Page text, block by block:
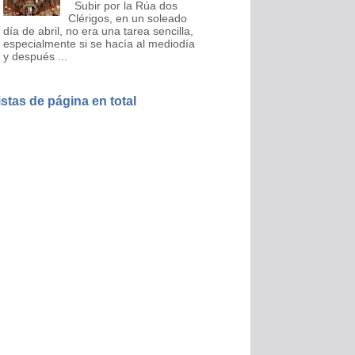
Subir por la Rúa dos
Clérigos, en un soleado
día de abril, no era una tarea sencilla,
especialmente si se hacía al mediodía
y después ...
de página en total